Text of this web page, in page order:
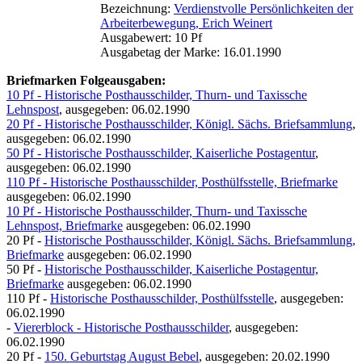
Bezeichnung: Verdienstvolle Persönlichkeiten der
Arbeiterbewegung, Erich Weinert
Ausgabewert: 10 Pf
Ausgabetag der Marke: 16.01.1990
Briefmarken Folgeausgaben:
10 Pf - Historische Posthausschilder, Thurn- und Taxissche
Lehnspost, ausgegeben: 06.02.1990
20 Pf - Historische Posthausschilder, Königl. Sächs. Briefsammlung,
ausgegeben: 06.02.1990
50 Pf - Historische Posthausschilder, Kaiserliche Postagentur,
ausgegeben: 06.02.1990
110 Pf - Historische Posthausschilder, Posthülfsstelle, Briefmarke
ausgegeben: 06.02.1990
10 Pf - Historische Posthausschilder, Thurn- und Taxissche
Lehnspost, Briefmarke ausgegeben: 06.02.1990
20 Pf - Historische Posthausschilder, Königl. Sächs. Briefsammlung,
Briefmarke ausgegeben: 06.02.1990
50 Pf - Historische Posthausschilder, Kaiserliche Postagentur,
Briefmarke ausgegeben: 06.02.1990
110 Pf - Historische Posthausschilder, Posthülfsstelle, ausgegeben:
06.02.1990
- Viererblock - Historische Posthausschilder, ausgegeben:
06.02.1990
20 Pf - 150. Geburtstag August Bebel, ausgegeben: 20.02.1990